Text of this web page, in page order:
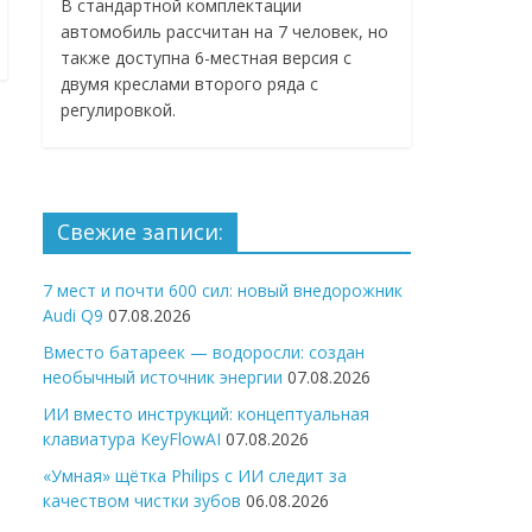
В стандартной комплектации
автомобиль рассчитан на 7 человек, но
также доступна 6-местная версия с
двумя креслами второго ряда с
регулировкой.
Свежие записи:
7 мест и почти 600 сил: новый внедорожник
Audi Q9 07.08.2026
Вместо батареек — водоросли: создан
необычный источник энергии 07.08.2026
ИИ вместо инструкций: концептуальная
клавиатура KeyFlowAI 07.08.2026
«Умная» щётка Philips с ИИ следит за
качеством чистки зубов 06.08.2026